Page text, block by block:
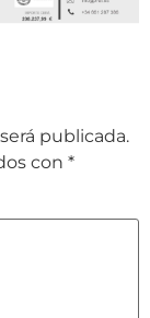
publicada.
con *